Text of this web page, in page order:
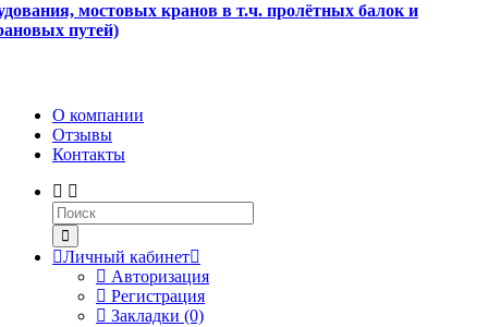
мостовых кранов в т.ч. пролётных балок и
путей)
О компании
Отзывы
Контакты
Личный кабинет
Авторизация
Регистрация
Закладки (0)